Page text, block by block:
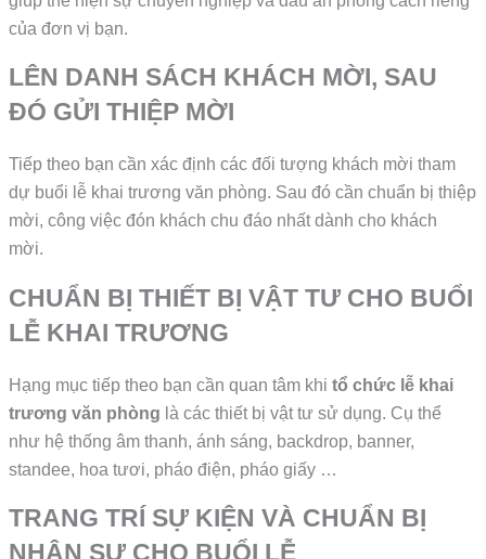
của đơn vị bạn.
LÊN DANH SÁCH KHÁCH MỜI, SAU
ĐÓ GỬI THIỆP MỜI
Tiếp theo bạn cần xác định các đối tượng khách mời tham
dự buổi lễ khai trương văn phòng. Sau đó cần chuẩn bị thiệp
mời, công việc đón khách chu đáo nhất dành cho khách
mời.
CHUẨN BỊ THIẾT BỊ VẬT TƯ CHO BUỔI
LỄ KHAI TRƯƠNG
Hạng mục tiếp theo bạn cần quan tâm khitổ chức lễ khai
trương văn phòng là các thiết bị vật tư sử dụng. Cụ thể
như hệ thống âm thanh, ánh sáng, backdrop, banner,
standee, hoa tươi, pháo điện, pháo giấy …
TRANG TRÍ SỰ KIỆN VÀ CHUẨN BỊ
NHÂN SỰ CHO BUỔI LỄ